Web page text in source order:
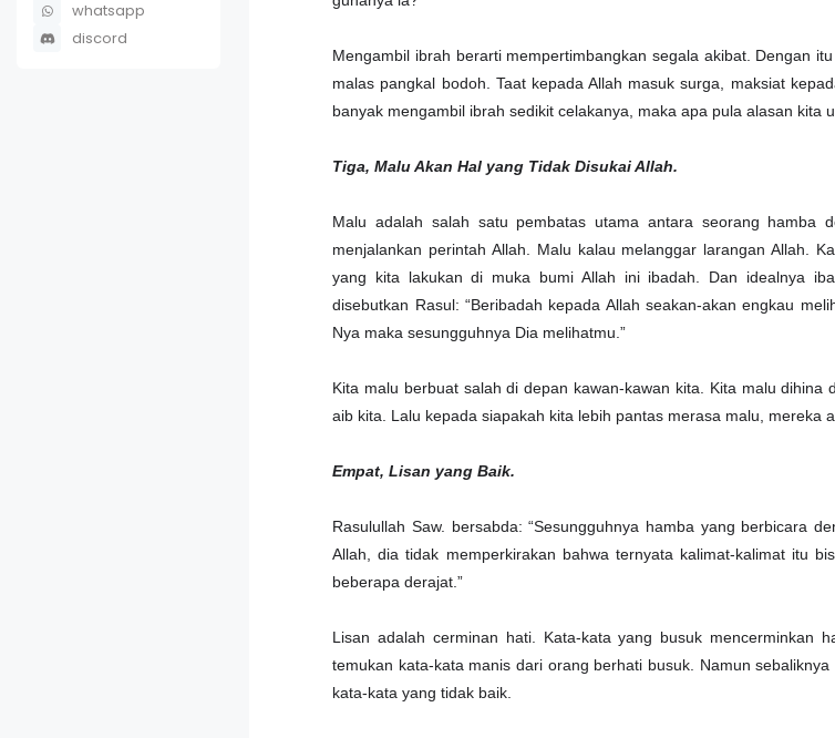
whatsapp
discord
Mengambil ibrah berarti mempertimbangkan segala akibat. Dengan
malas pangkal bodoh. Taat kepada Allah masuk surga, maksiat
banyak mengambil ibrah sedikit celakanya, maka apa pula alasan kita
Tiga, Malu Akan Hal yang Tidak Disukai Allah.
Malu adalah salah satu pembatas utama antara seorang hamba
menjalankan perintah Allah. Malu kalau melanggar larangan Allah.
yang kita lakukan di muka bumi Allah ini ibadah. Dan idealnya
disebutkan Rasul: “Beribadah kepada Allah seakan-akan engkau
Nya maka sesungguhnya Dia melihatmu.”
Kita malu berbuat salah di depan kawan-kawan kita. Kita malu dihina
aib kita. Lalu kepada siapakah kita lebih pantas merasa malu, mereka
Empat, Lisan yang Baik.
Rasulullah Saw. bersabda: “Sesungguhnya hamba yang berbicara
Allah, dia tidak memperkirakan bahwa ternyata kalimat-kalimat itu
beberapa derajat.”
Lisan adalah cerminan hati. Kata-kata yang busuk mencerminkan
temukan kata-kata manis dari orang berhati busuk. Namun
kata-kata yang tidak baik.